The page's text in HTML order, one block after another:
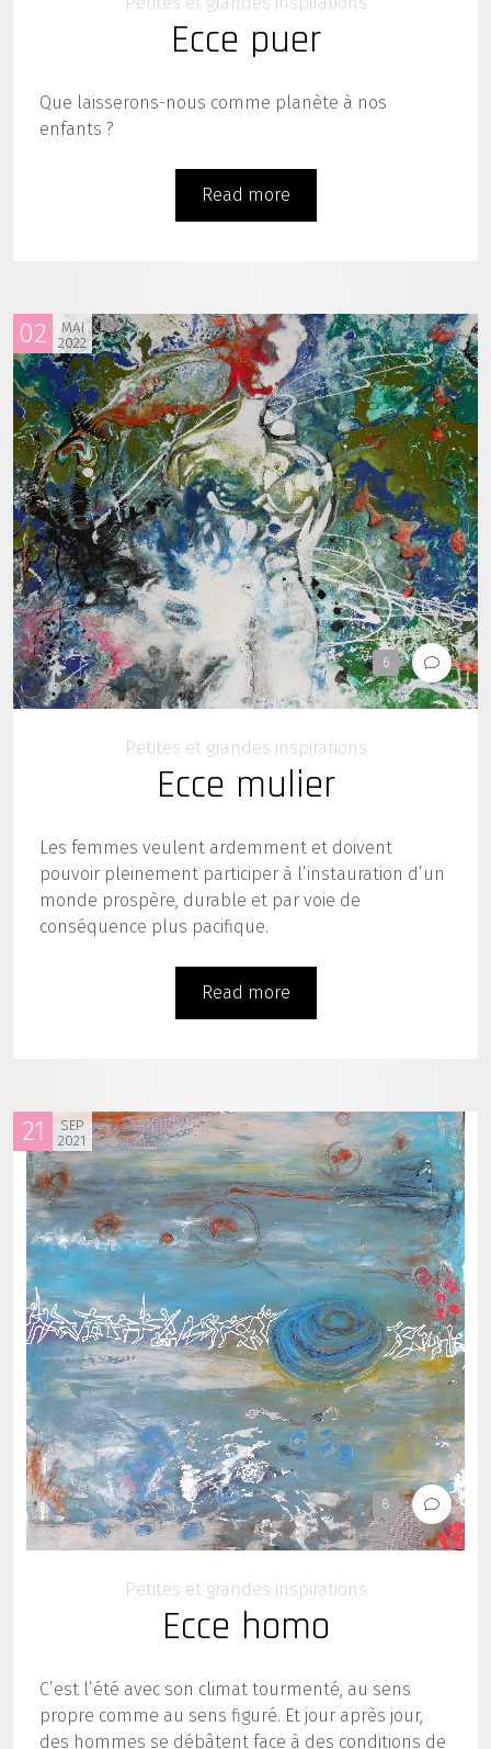
Ecce puer
Que laisserons-nous comme planète à nos
enfants ?
Read more
02
MAI
2022
6
Petites et grandes inspirations
Ecce mulier
Les femmes veulent ardemment et doivent
pouvoir pleinement participer à l’instauration d’un
monde prospère, durable et par voie de
conséquence plus pacifique.
Read more
21
SEP
2021
8
Petites et grandes inspirations
Ecce homo
C’est l’été avec son climat tourmenté, au sens
propre comme au sens figuré. Et jour après jour,
des hommes se débâtent face à des conditions de